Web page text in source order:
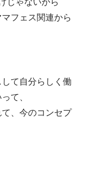
フェス関連から
て自分らしく働
て、
、今のコンセプ